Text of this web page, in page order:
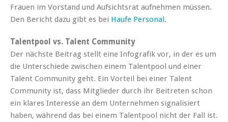
Frauen im Vorstand und Aufsichtsrat aufnehmen müssen.
Den Bericht dazu gibt es bei Haufe Personal.
Talentpool vs. Talent Community
Der nächste Beitrag stellt eine Infografik vor, in der es um
die Unterschiede zwischen einem Talentpool und einer
Talent Community geht. Ein Vorteil bei einer Talent
Community ist, dass Mitglieder durch ihr Beitreten schon
ein klares Interesse an dem Unternehmen signalisiert
haben, während das bei einem Talentpool nicht der Fall ist.